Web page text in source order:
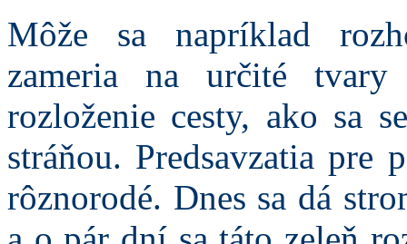
Môže sa napríklad
zameria na určité
rozloženie cesty, ako sa
stráňou. Predsavzatia
rôznorodé. Dnes sa dá